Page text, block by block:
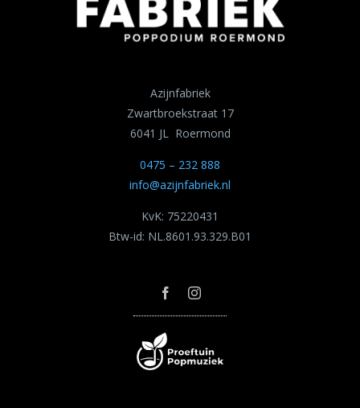
Azijnfabriek
Zwartbroekstraat 17
6041 JL Roermond
0475 – 232 888
info@azijnfabriek.nl
KvK: 75220431
Btw-id: NL.8601.93.329.B01